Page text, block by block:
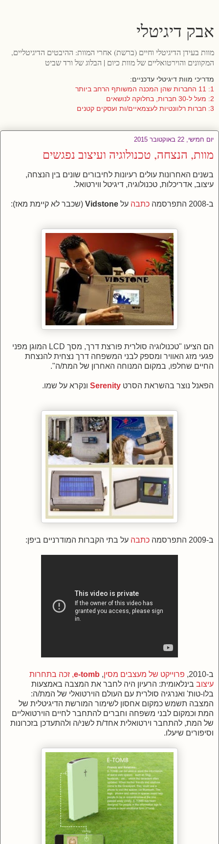
אבק דיגיטלי
מוות בעידן הדיגיטלי וחיים (ברשת) אחרי המוות: ההיבטים הדיגיטליים,
המקוונים והוירטואליים של מוות כיום | הבלוג של ורד שביט
מדריכי מוות דיגיטלי עדכניים:
1: 11 החברות שהן המכנה המשותף הרחב ביותר
2: מעל ל-30 חברות, בחלוקה לנושאים
3: חברות רלוונטיות לעצמאיים/ות ועסקים קטנים
יום חמישי, 22 באוקטובר 2015
מוות, הנצחה, טכנולוגיה ועיצוב נפגשים
בשנים האחרונות עולים רעיונות לחיבורים שונים בין הנצחה,
עיצוב, אדריכלות, טכנולוגיה, דיגיטל ווירטואל.
ב-2008 התפרסמה כתבה על Vidstone (שכבר לא קיימת מאז):
הם הציעו "טכנולוגיה סולרית פורצת דרך, מסך LCD המוגן מפני
פגעי מזג האוויר ומספק לבני המשפחה דרך נצחית להנצחת
החיים שחלפו, במקום המנוחה האחרון של המת/ה".
הפאנל נוצר בהשראת הסרט Serenity ונקרא על שמו.
ב-2009 התפרסמה כתבה על בתי הקברות המודרניים ביפן:
ב-2010, פרוייקט של מעצבים מסין,
e-tomb, זכה בתחרות
עיצוב בינלאומית: הרעיון היה לחבר את המצבה באמצעות
בלו-טות' ואנרגיה סולרית עם העולם הוירטואלי של המת/ה:
המצבה תשמש כמקום אחסון לשימור המורשת הדיגיטלית של
המת וכמקום לבני משפחה וחברים להתחבר לחיים הוירטואליים
של המת, להתחבר וירטואלית אחד/ת לשני/ה ולהתעדכן בזכרונות
וסיפורים שיעלו.